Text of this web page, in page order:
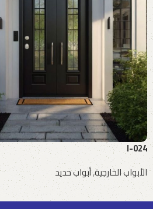
I-024
الأبواب الخارجية,أبواب حديد
طلب عرض سعر